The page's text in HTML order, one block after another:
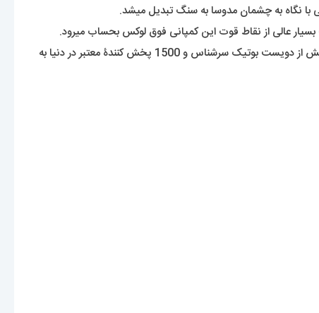
با نگاه به چشمان مدوسا به سنگ تبدیل میشد.
عالی از نقاط قوت این کمپانی فوق لوکس بحساب میرود.
این برند هنوز که هنوزه با تولید کیف ها و لباس های جذابش توجه طرفداران اکسسوری را به خود جلب میکند. این شرکت محصولات خود را توسط بیش از دویست بوتیک سرشناس و 1500 پخش کنندۀ معتبر در دنیا به